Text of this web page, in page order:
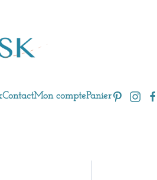
ContactMon comptePanier